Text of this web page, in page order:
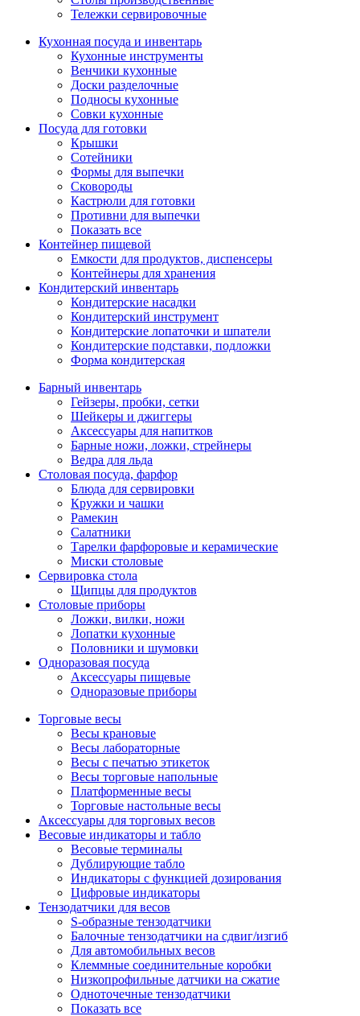
Тележки сервировочные
Кухонная посуда и инвентарь
Кухонные инструменты
Венчики кухонные
Доски разделочные
Подносы кухонные
Совки кухонные
Посуда для готовки
Крышки
Сотейники
Формы для выпечки
Сковороды
Кастрюли для готовки
Противни для выпечки
Показать все
Контейнер пищевой
Емкости для продуктов, диспенсеры
Контейнеры для хранения
Кондитерский инвентарь
Кондитерские насадки
Кондитерский инструмент
Кондитерские лопаточки и шпатели
Кондитерские подставки, подложки
Форма кондитерская
Барный инвентарь
Гейзеры, пробки, сетки
Шейкеры и джиггеры
Аксессуары для напитков
Барные ножи, ложки, стрейнеры
Ведра для льда
Столовая посуда, фарфор
Блюда для сервировки
Кружки и чашки
Рамекин
Салатники
Тарелки фарфоровые и керамические
Миски столовые
Сервировка стола
Щипцы для продуктов
Столовые приборы
Ложки, вилки, ножи
Лопатки кухонные
Половники и шумовки
Одноразовая посуда
Аксессуары пищевые
Одноразовые приборы
Торговые весы
Весы крановые
Весы лабораторные
Весы с печатью этикеток
Весы торговые напольные
Платформенные весы
Торговые настольные весы
Аксессуары для торговых весов
Весовые индикаторы и табло
Весовые терминалы
Дублирующие табло
Индикаторы с функцией дозирования
Цифровые индикаторы
Тензодатчики для весов
S-образные тензодатчики
Балочные тензодатчики на сдвиг/изгиб
Для автомобильных весов
Клеммные соединительные коробки
Низкопрофильные датчики на сжатие
Одноточечные тензодатчики
Показать все